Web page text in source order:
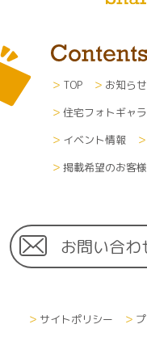
TOP
お知らせ
住宅フォトギャ
イベント情報
掲載希望のお客様
お問い合わ
サイトポリシー